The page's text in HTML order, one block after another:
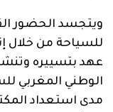
ويتجسد الحضور
عهد بتسييره
الوطني المغربي
مدى استعداد